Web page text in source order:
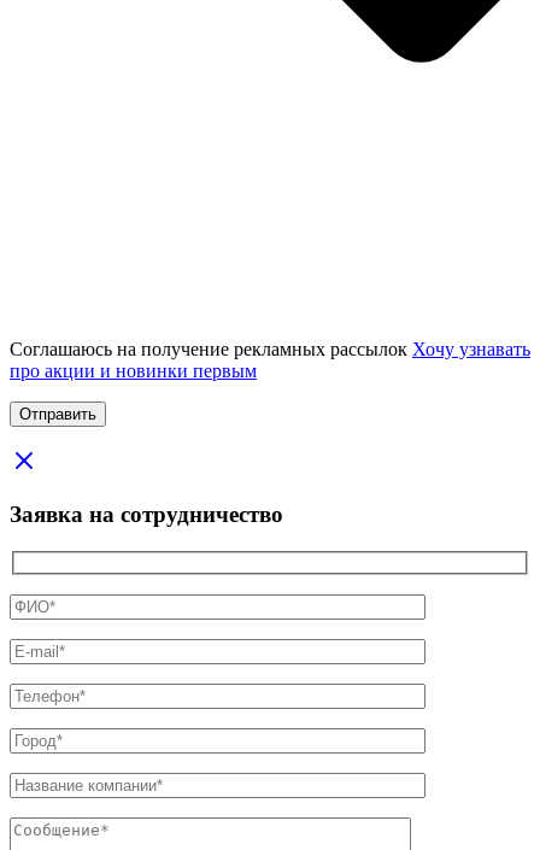
Соглашаюсь на получение рекламных рассылок Хочу узнавать
про акции и новинки первым
Заявка на сотрудничество